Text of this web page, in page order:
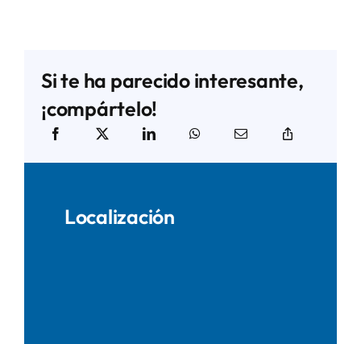
Si te ha parecido interesante,
¡compártelo!
Localización